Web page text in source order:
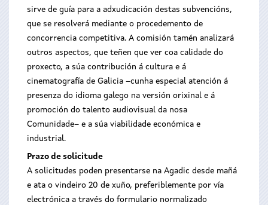
sirve de guía para a adxudicación destas subvencións,
que se resolverá mediante o procedemento de
concorrencia competitiva. A comisión tamén analizará
outros aspectos, que teñen que ver coa calidade do
proxecto, a súa contribución á cultura e á
cinematografía de Galicia –cunha especial atención á
presenza do idioma galego na versión orixinal e á
promoción do talento audiovisual da nosa
Comunidade– e a súa viabilidade económica e
industrial.
Prazo de solicitude
A solicitudes poden presentarse na Agadic desde mañá
e ata o vindeiro 20 de xuño, preferiblemente por vía
electrónica a través do formulario normalizado